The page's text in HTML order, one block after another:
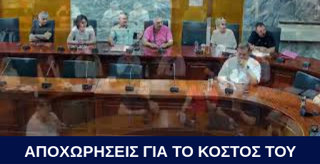
ΑΠΟΧΩΡΗΣΕΙΣ ΓΙΑ ΤΟ ΚΟΣΤΟΣ ΤΟΥ